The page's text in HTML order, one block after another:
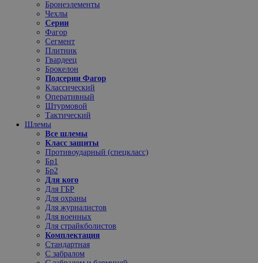
Бронеэлементы
Чехлы
Серии
Фагор
Сегмент
Плитник
Гвардеец
Брокелон
Подсерии Фагор
Классический
Оперативный
Штурмовой
Тактический
Шлемы
Все шлемы
Класс защиты
Противоударный (спецкласс)
Бр1
Бр2
Для кого
Для ГБР
Для охраны
Для журналистов
Для военных
Для страйкболистов
Комплектация
Стандартная
С забралом